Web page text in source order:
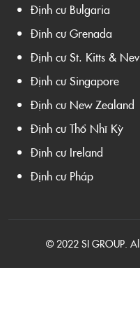
Định cư Bulgaria
Định cư Grenada
Định cư St. Kitts &
Định cư Singapore
Định cư New Zealand
Định cư Thổ Nhĩ Kỳ
Định cư Ireland
Định cư Pháp
© 2022 SI GROUP.